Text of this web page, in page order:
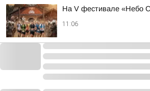
На V фестивале «Небо
11:06